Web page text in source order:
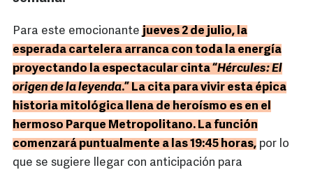
Para este emocionante jueves 2 de julio, la
esperada cartelera arranca con toda la energía
proyectando la espectacular cinta “Hércules: El
origen de la leyenda.” La cita para vivir esta épica
historia mitológica llena de heroísmo es en el
hermoso Parque Metropolitano. La función
comenzará puntualmente a las 19:45 horas, por lo
que se sugiere llegar con anticipación para